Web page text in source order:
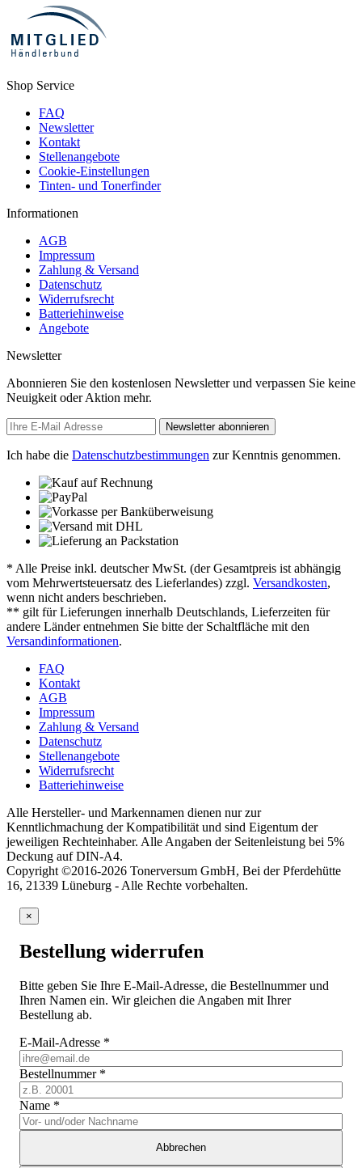
Shop Service
FAQ
Newsletter
Kontakt
Stellenangebote
Cookie-Einstellungen
Tinten- und Tonerfinder
Informationen
AGB
Impressum
Zahlung & Versand
Datenschutz
Widerrufsrecht
Batteriehinweise
Angebote
Newsletter
Abonnieren Sie den kostenlosen Newsletter und verpassen Sie keine
Neuigkeit oder Aktion mehr.
Newsletter abonnieren
Ich habe die Datenschutzbestimmungen zur Kenntnis genommen.
* Alle Preise inkl. deutscher MwSt. (der Gesamtpreis ist abhängig
vom Mehrwertsteuersatz des Lieferlandes) zzgl. Versandkosten,
wenn nicht anders beschrieben.
** gilt für Lieferungen innerhalb Deutschlands, Lieferzeiten für
andere Länder entnehmen Sie bitte der Schaltfläche mit den
Versandinformationen.
FAQ
Kontakt
AGB
Impressum
Zahlung & Versand
Datenschutz
Stellenangebote
Widerrufsrecht
Batteriehinweise
Alle Hersteller- und Markennamen dienen nur zur
Kenntlichmachung der Kompatibilität und sind Eigentum der
jeweiligen Rechteinhaber. Alle Angaben der Seitenleistung bei 5%
Deckung auf DIN-A4.
Copyright ©2016-2026 Tonerversum GmbH, Bei der Pferdehütte
16, 21339 Lüneburg - Alle Rechte vorbehalten.
×
Bestellung widerrufen
Bitte geben Sie Ihre E-Mail-Adresse, die Bestellnummer und
Ihren Namen ein. Wir gleichen die Angaben mit Ihrer
Bestellung ab.
E-Mail-Adresse *
Bestellnummer *
Name *
Abbrechen